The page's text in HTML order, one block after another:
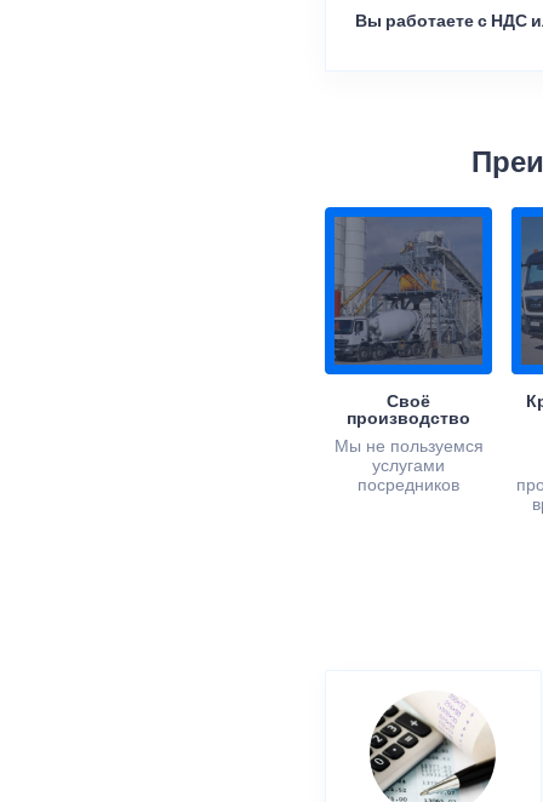
Вы работаете с НДС
Своё
производство
Мы не пользуемся
услугами
посредников